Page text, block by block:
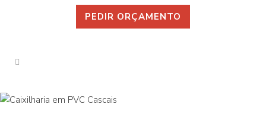
PEDIR ORÇAMENTO